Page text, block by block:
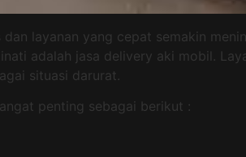
layanan yang cepat semakin
adalah jasa delivery aki mobil.
situasi darurat.
penting sebagai berikut :